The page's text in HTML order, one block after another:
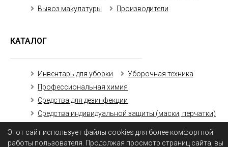
Этот сайт использует файлы cookies для более комфортной
работы пользователя. Продолжая просмотр страниц сайта, вы
Вывоз макулатуры
Производители
КАТАЛОГ
Инвентарь для уборки
Уборочная техника
Профессиональная химия
Средства для дезинфекции
Средства индивидуальной защиты (маски, перчатки)